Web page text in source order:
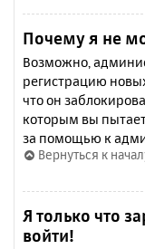
Почему я не
Возможно,
регистрацию
что он
которым вы
за помощью к
Вернуться к
Я только что
войти!